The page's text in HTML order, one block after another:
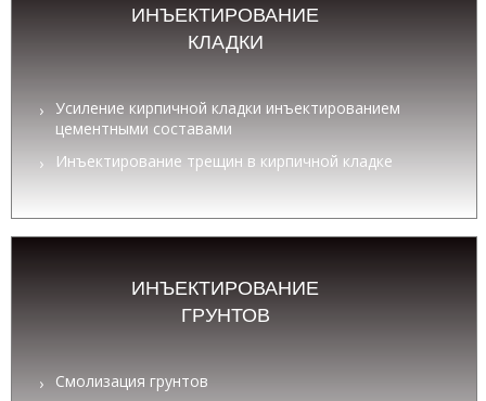
ИНЪЕКТИРОВАНИЕ
КЛАДКИ
Усиление кирпичной кладки инъектированием
цементными составами
Инъектирование трещин в кирпичной кладке
ИНЪЕКТИРОВАНИЕ
ГРУНТОВ
Смолизация грунтов